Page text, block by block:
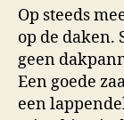
Op steeds
op de daken.
geen
Een goede
een